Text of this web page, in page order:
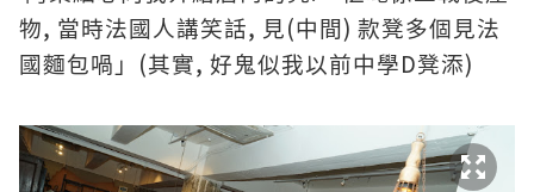
物, 當時法國人講笑話, 見(中間) 款凳多個見法
國麵包喎」 (其實, 好鬼似我以前中學D凳添)